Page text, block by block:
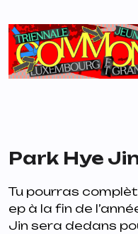
Park Hye
Tu pourras
ep à la fin de
Jin sera dedans